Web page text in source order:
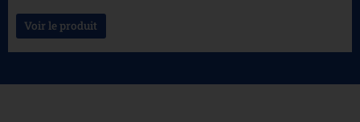
Voir le produit